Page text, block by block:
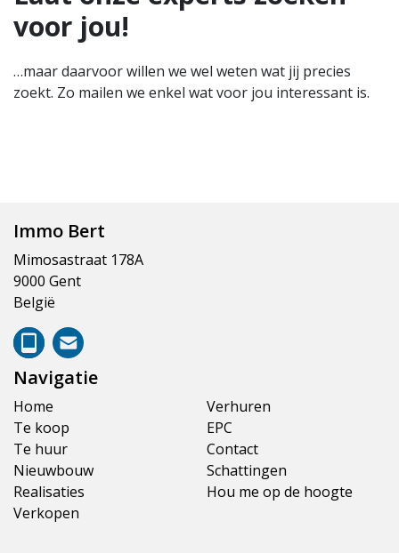
voor jou!
…maar daarvoor willen we wel weten wat jij precies
zoekt. Zo mailen we enkel wat voor jou interessant is.
Immo Bert
Mimosastraat 178A
9000 Gent
België
Navigatie
Home
Te koop
Te huur
Nieuwbouw
Realisaties
Verkopen
Verhuren
EPC
Contact
Schattingen
Hou me op de hoogte